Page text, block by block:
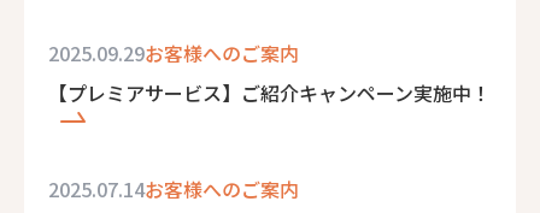
2025.09.29お客様へのご案内
【プレミアサービス】ご紹介キャンペーン実施中！
2025.07.14お客様へのご案内